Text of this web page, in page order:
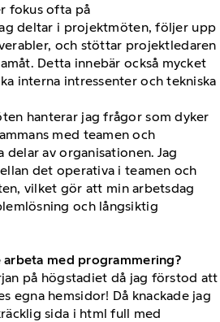
fokus ofta på
deltar i projektmöten, följer upp
och stöttar projektledaren
Detta innebär också mycket
interna intressenter och tekniska
hanterar jag frågor som dyker
med teamen och
av organisationen. Jag
det operativa i teamen och
vilket gör att min arbetsdag
och långsiktig
med programmering?
på högstadiet då jag förstod att
egna hemsidor! Då knackade jag
sida i html full med